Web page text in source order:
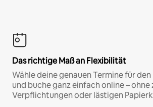
Das richtige Maß an Flexibilität
Wähle deine genauen Termine für den
und buche ganz einfach online –
Verpflichtungen oder lästigen